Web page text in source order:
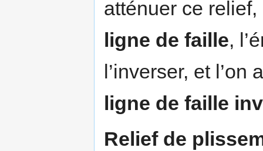
atténuer ce relief,
ligne de faille,
l’inverser, et
ligne de faille
Relief de